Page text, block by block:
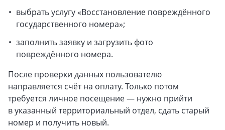
выбрать услугу «Восстановление повреждённого
государственного номера»;
заполнить заявку и загрузить фото
повреждённого номера.
После проверки данных пользователю
направляется счёт на оплату. Только потом
требуется личное посещение — нужно прийти
в указанный территориальный отдел, сдать старый
номер и получить новый.